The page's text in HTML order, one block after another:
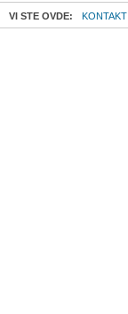
VI STE OVDE: KONTAKT